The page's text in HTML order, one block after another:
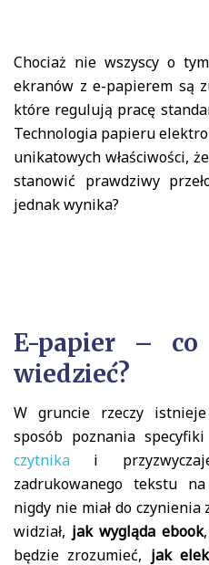
Chociaż nie wszyscy o
ekranów z e-papierem są
które regulują pracę
Technologia papieru
unikatowych właściwości,
stanowić prawdziwy
jednak wynika?
E-papier –
wiedzieć?
W gruncie rzeczy
sposób poznania
czytnika i
zadrukowanego tekstu
nigdy nie miał do
widział, jak wygląda ebook
będzie zrozumieć, jak